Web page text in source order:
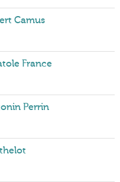
Camus
France
Perrin